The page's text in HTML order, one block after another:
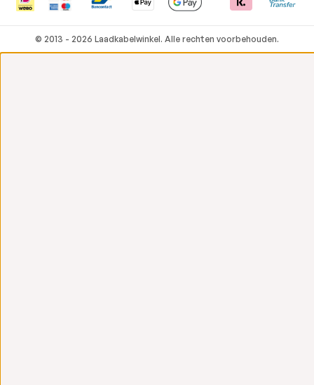
© 2013 - 2026 Laadkabelwinkel. Alle rechten voorbehouden.